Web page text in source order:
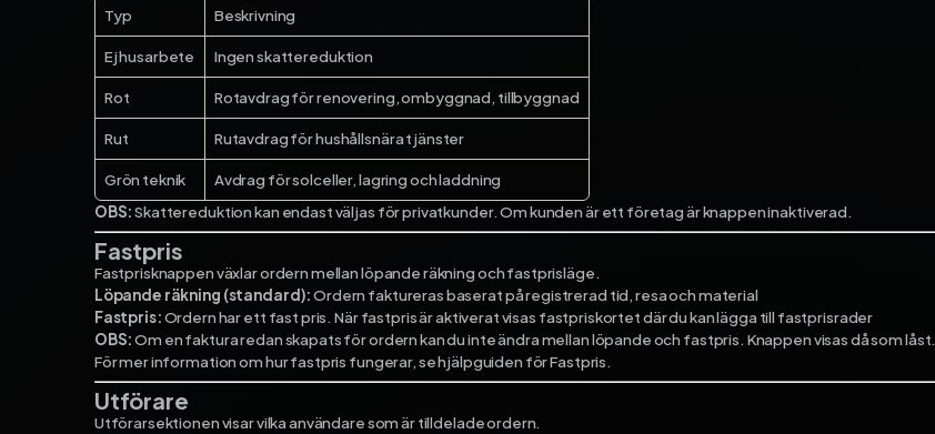
Typ
Beskrivning
Ej husarbete Ingen skattereduktion
Rot Rotavdrag för renovering, ombyggnad, tillbyggnad
Rut Rutavdrag för hushållsnära tjänster
Grön teknik
Avdrag för solceller, lagring och laddning
OBS:Skattereduktion kan endast väljas för privatkunder. Om kunden är ett företag är knappen inaktiverad.
Fastpris
Fastprisknappen växlar ordern mellan löpande räkning och fastprisläge.
Löpande räkning (standard):Ordern faktureras baserat på registrerad tid, resa och material
Fastpris:Ordern har ett fast pris. När fastpris är aktiverat visas fastpriskortet där du kan lägga till fastprisrader
OBS:Om en faktura redan skapats för ordern kan du inte ändra mellan löpande och fastpris. Knappen visas då som låst.
För mer information om hur fastpris fungerar, se hjälpguiden för Fastpris.
Utförare
Utförarsektionen visar vilka användare som är tilldelade ordern.